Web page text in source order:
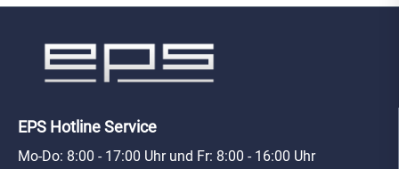
EPS Hotline Service
Mo-Do: 8:00 - 17:00 Uhr und Fr: 8:00 - 16:00 Uhr